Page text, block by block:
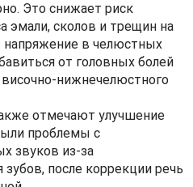
Это снижает риск
эмали, сколов и трещин на
напряжение в челюстных
от головных болей
нижнечелюстного
отмечают улучшение
проблемы с
звуков из-за
после коррекции речь